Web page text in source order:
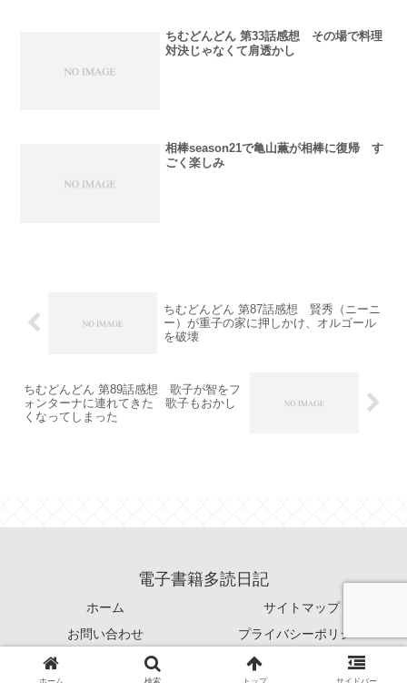
ちむどんどん 第33話感想 その場で料理
対決じゃなくて肩透かし
相棒season21で亀山薫が相棒に復帰 す
ごく楽しみ
ちむどんどん 第87話感想 賢秀（ニーニ
ー）が重子の家に押しかけ、オルゴール
を破壊
ちむどんどん 第89話感想 歌子が智をフ
ォンターナに連れてきた 歌子もおかし
くなってしまった
電子書籍多読日記
ホーム
サイトマップ
お問い合わせ
プライバシーポリシー
© 2021 電子書籍多読日記.
ホーム 検索 トップ サイドバー